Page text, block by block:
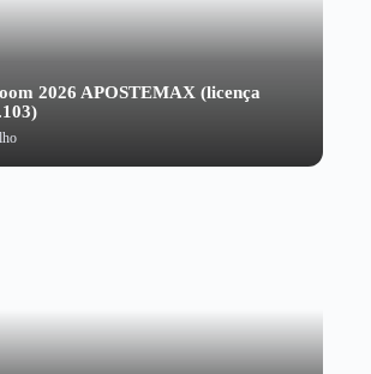
2026 APOSTEMAX (licença